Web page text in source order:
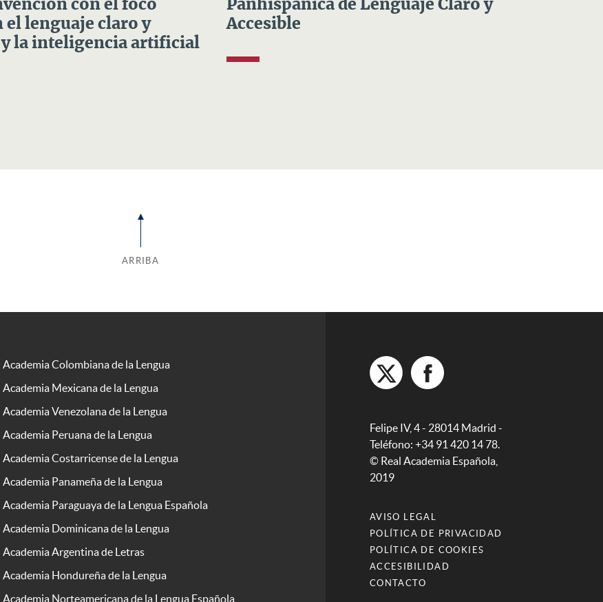
con el foco
el lenguaje claro y
y la inteligencia artificial
Panhispánica de Lenguaje Claro y
Accesible
ARRIBA
Academia Colombiana de la Lengua
Academia Mexicana de la Lengua
Academia Venezolana de la Lengua
Academia Peruana de la Lengua
Academia Costarricense de la Lengua
Academia Panameña de la Lengua
Academia Paraguaya de la Lengua Española
Academia Dominicana de la Lengua
Academia Argentina de Letras
Academia Hondureña de la Lengua
Academia Norteamericana de la Lengua Española
Felipe IV, 4 - 28014 Madrid -
Teléfono: +34 91 420 14 78.
© Real Academia Española,
2019
AVISO LEGAL
POLÍTICA DE PRIVACIDAD
POLÍTICA DE COOKIES
ACCESIBILIDAD
CONTACTO